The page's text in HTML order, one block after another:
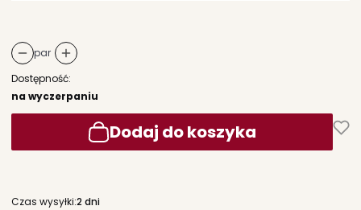
par
Dostępność:
na wyczerpaniu
Dodaj do koszyka
Czas wysyłki:2 dni